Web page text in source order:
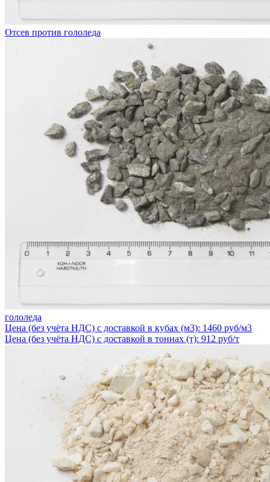
Отсев против гололеда
гололеда
Цена (без учёта НДС) с доставкой в кубах (м3): 1460 руб/м3
Цена (без учёта НДС) с доставкой в тоннах (т): 912 руб/т